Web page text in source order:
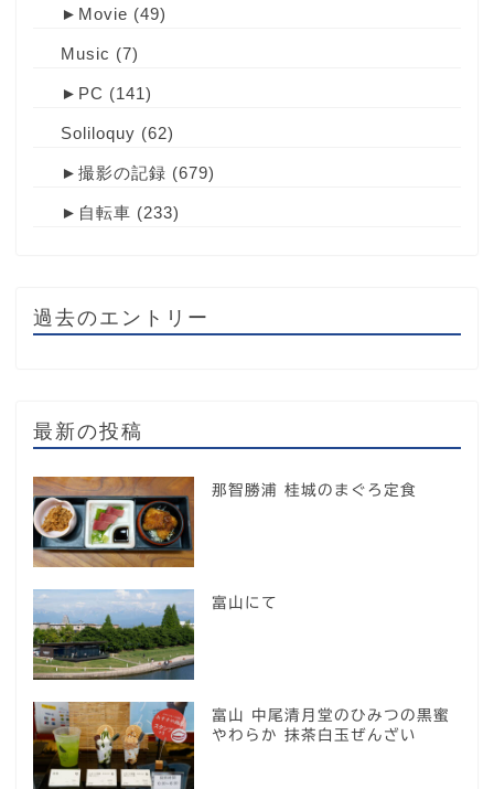
► Movie (49)
Music (7)
► PC (141)
Soliloquy (62)
► 撮影の記録 (679)
► 自転車 (233)
過去のエントリー
最新の投稿
那智勝浦 桂城のまぐろ定食
富山にて
富山 中尾清月堂のひみつの黒蜜
やわらか 抹茶白玉ぜんざい